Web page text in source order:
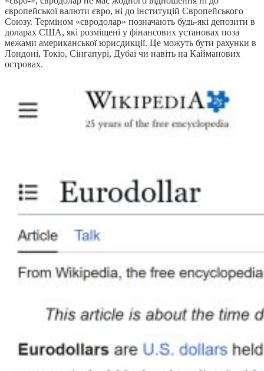
європейської валюти євро, ні до інституцій Європейського
Союзу. Терміном «євродолар» позначають будь-які депозити в
доларах США, які розміщені у фінансових установах поза
межами американської юрисдикції. Це можуть бути рахунки в
Лондоні, Токіо, Сінгапурі, Дубаї чи навіть на Кайманових
островах.